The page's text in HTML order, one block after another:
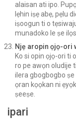
alaisan ati ipo.
lẹhin iṣẹ abẹ, pẹlu
iṣoogun ti o
munadoko le ṣe
Njẹ aropin ọjọ-ori
Ko si opin ọjọ-ori ti
ro pe awọn oludije
ilera gbogbogbo
ọran kọọkan ni
ṣeeṣe.
ipari